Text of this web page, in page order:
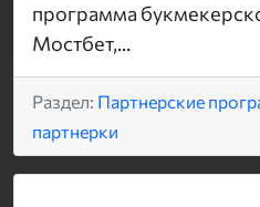
программа
Мостбет,...
Раздел: Партнерские
партнерки